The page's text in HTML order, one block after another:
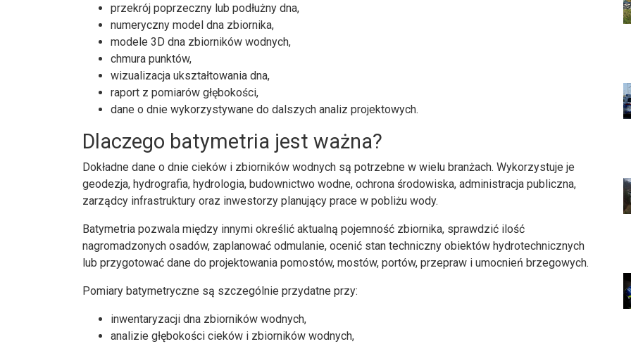
przekrój poprzeczny lub podłużny dna,
numeryczny model dna zbiornika,
modele 3D dna zbiorników wodnych,
chmura punktów,
wizualizacja ukształtowania dna,
raport z pomiarów głębokości,
dane o dnie wykorzystywane do dalszych analiz projektowych.
Dlaczego batymetria jest ważna?
Dokładne dane o dnie cieków i zbiorników wodnych są potrzebne w wielu branżach. Wykorzystuje je
geodezja, hydrografia, hydrologia, budownictwo wodne, ochrona środowiska, administracja publiczna,
zarządcy infrastruktury oraz inwestorzy planujący prace w pobliżu wody.
Batymetria pozwala między innymi określić aktualną pojemność zbiornika, sprawdzić ilość
nagromadzonych osadów, zaplanować odmulanie, ocenić stan techniczny obiektów hydrotechnicznych
lub przygotować dane do projektowania pomostów, mostów, portów, przepraw i umocnień brzegowych.
Pomiary batymetryczne są szczególnie przydatne przy:
inwentaryzacji dna zbiorników wodnych,
analizie głębokości cieków i zbiorników wodnych,